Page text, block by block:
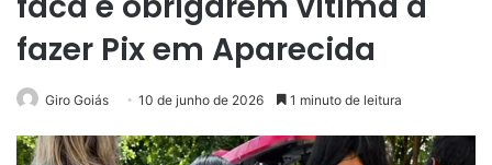
fazer Pix em Aparecida
Giro Goiás 10 de junho de 2026 1 minuto de leitura